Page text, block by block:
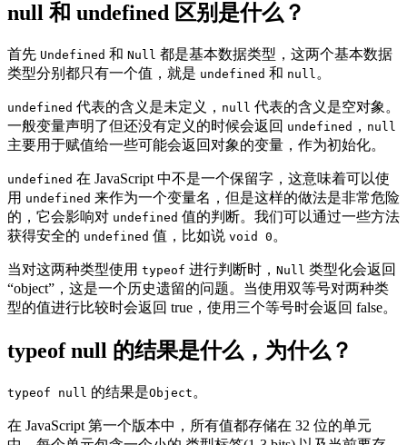
null 和 undefined 区别是什么？
首先 Undefined 和 Null 都是基本数据类型，这两个基本数据
类型分别都只有一个值，就是 undefined 和 null 。
undefined 代表的含义是未定义， null 代表的含义是空对象。
一般变量声明了但还没有定义的时候会返回 undefined ， null
主要用于赋值给一些可能会返回对象的变量，作为初始化。
undefined 在 JavaScript 中不是一个保留字，这意味着可以使
用 undefined 来作为一个变量名，但是这样的做法是非常危险
的，它会影响对 undefined 值的判断。我们可以通过一些方法
获得安全的 undefined 值，比如说 void 0 。
当对这两种类型使用 typeof 进行判断时， Null 类型化会返回
“object”，这是一个历史遗留的问题。当使用双等号对两种类
型的值进行比较时会返回 true，使用三个等号时会返回 false。
typeof null 的结果是什么，为什么？
typeof null 的结果是Object 。
在 JavaScript 第一个版本中，所有值都存储在 32 位的单元